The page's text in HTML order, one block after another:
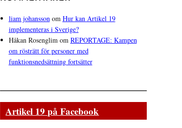
liam johanssonom Hur kan Artikel 19
implementeras i Sverige?
Håkan Rosenglimom REPORTAGE: Kampen
om rösträtt för personer med
funktionsnedsättning fortsätter
Artikel 19 på Facebook